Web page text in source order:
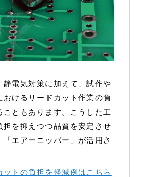
静電気対策に加えて、試作や
おけるリードカット作業の負
こともあります。こうした工
担を抑えつつ品質を安定させ
「エアーニッパー」が活用さ
ットの負担を軽減例はこちら